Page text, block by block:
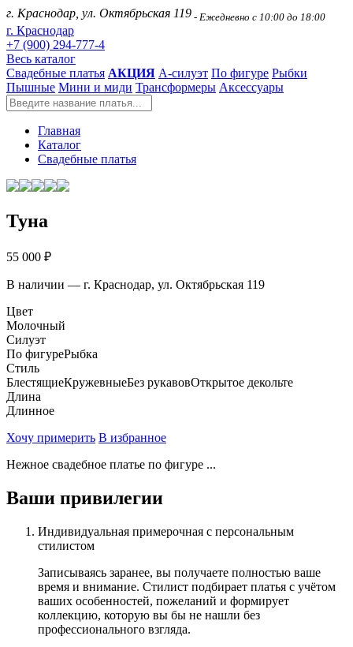
г. Краснодар, ул. Октябрьская 119 - Ежедневно с 10:00 до 18:00
г. Краснодар
+7 (900) 294-777-4
Весь каталог
Свадебные платья АКЦИЯ А-силуэт По фигуре Рыбки
Пышные Мини и миди Трансформеры Аксессуары
Главная
Каталог
Свадебные платья
Туна
55 000 ₽
В наличии — г. Краснодар, ул. Октябрьская 119
Цвет
Молочный
Силуэт
По фигуреРыбка
Стиль
БлестящиеКружевныеБез рукавовОткрытое декольте
Длина
Длинное
Хочу примерить В избранное
Нежное свадебное платье по фигуре ...
Ваши привилегии
Индивидуальная примерочная с персональным
стилистом
Записываясь заранее, вы получаете полностью ваше
время и внимание. Стилист подбирает платья с учётом
ваших особенностей, пожеланий и формирует
коллекцию, которую вы бы не нашли без
профессионального взгляда.